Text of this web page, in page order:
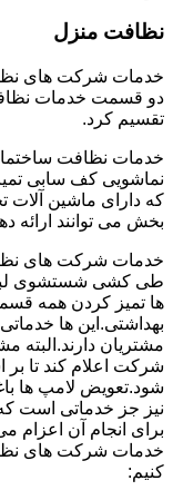
نظافت منزل
خدمات شرکت های
دو قسمت خدمات
تقسیم کرد.
خدمات نظافت
نماشویی کف سابی
که دارای ماشین آلات
بخش می توانند ارائه
خدمات شرکت های
طی کشی شستشوی
ها تمیز کردن همه
بهداشتی.این ها
مشتریان دارند.البته
شرکت اعلام کند تا
شود.تعویض لامپ ها
نیز جز خدماتی است
برای انجام آن اعزام
خدمات شرکت های
کنیم: